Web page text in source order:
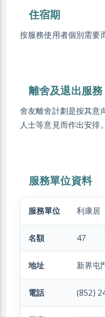
住宿期
按服務使用者個別需要
離舍及退出服務
舍友離舍計劃是按其意
人士等意見而作出安排。
服務單位資料
服務單位 利康居
名額 47
地址 新界屯
電話 (852)